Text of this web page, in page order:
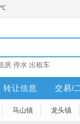
房 停水 出租车
转让信息 交易/
马山镇 龙头镇